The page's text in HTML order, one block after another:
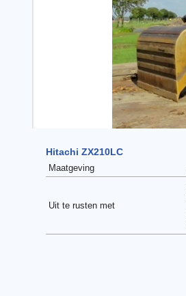
Hitachi ZX210LC
Maatgeving
Uit te rusten met